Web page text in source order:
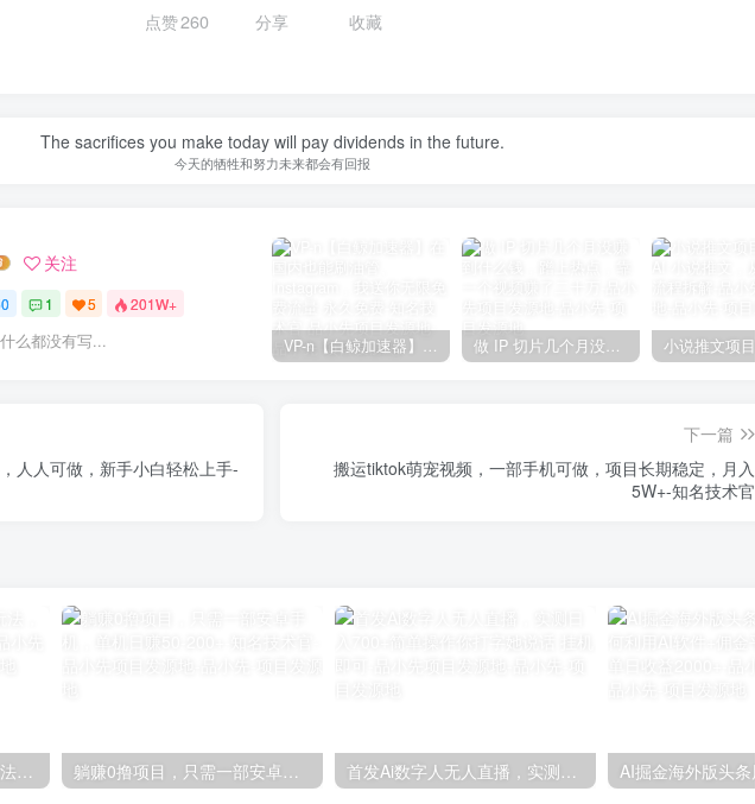
点赞260 分享 收藏
Forever facing sunlight, so you can not see the shadow of the.
永远面向阳光，这样你就看不见阴影了
关注
1 5 201W+
么都没有写... VP-n【白鲸加速器】在国内也能刷油管、Instagram，我送你无限免费流量 永久免费-知名技术官-品小先项目发源地 做 IP 切片几个月没赚到什么钱，蹭上热点，靠一个视频赚了二十万-品小先项目发源地
人人可做，新手小白轻松上手-
下一篇
搬运tiktok萌宠视频，一部手机可做，项目长期稳定，月入
5W+-知名技术官
拼多多布局虚拟店铺无敌玩法，无本万利，轻松月入过万！-品小先项目发源地 躺赚0撸项目，只需一部安卓手机，单机日赚50-200+-知名技术官-品小先项目发源地 首发Ai数字人无人直播，实测日入700+简单操作你打字她说话 挂机即可-品小先项目发源地